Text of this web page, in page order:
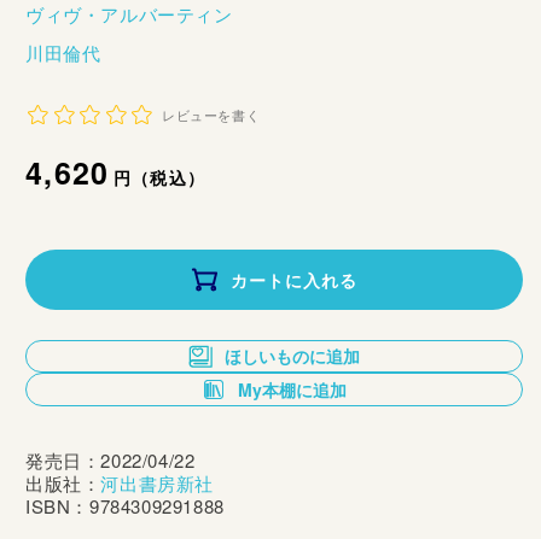
ヴィヴ・アルバーティン
川田倫代
レビューを書く
通
価
格
4,620円（税込）
カートに入れる
ほしいものに追加
My本棚に追加
発売日：2022/04/22
出版社：河出書房新社
ISBN：9784309291888